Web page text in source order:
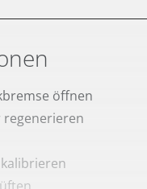
öffnen